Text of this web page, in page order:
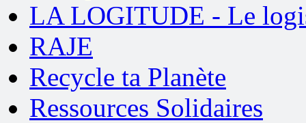
LA LOGITUDE - Le
RAJE
Recycle ta Planète
Ressources Solidaires